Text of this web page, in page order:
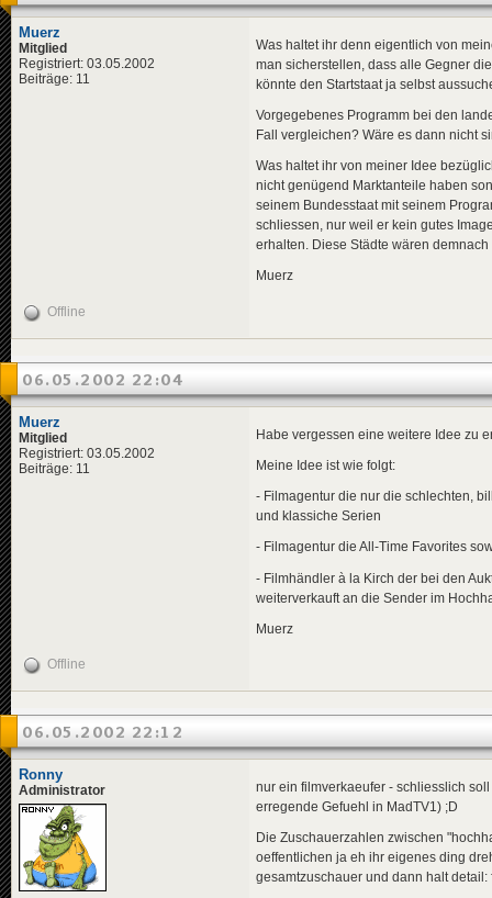
Muerz
Mitglied
Registriert: 03.05.2002
Beiträge: 11
Was haltet ihr denn eigentlich von
man sicherstellen, dass alle Gegner
könnte den Startstaat ja selbst
Vorgegebenes Programm bei den
Fall vergleichen? Wäre es dann nicht
Was haltet ihr von meiner Idee
nicht genügend Marktanteile haben
seinem Bundesstaat mit seinem
schliessen, nur weil er kein gutes
erhalten. Diese Städte wären
Muerz
Offline
06.05.2002 22:04
Muerz
Mitglied
Registriert: 03.05.2002
Beiträge: 11
Habe vergessen eine weitere Idee zu
Meine Idee ist wie folgt:
- Filmagentur die nur die schlechten,
und klassiche Serien
- Filmagentur die All-Time Favorites
- Filmhändler à la Kirch der bei den
weiterverkauft an die Sender im
Muerz
Offline
06.05.2002 22:12
Ronny
Administrator
nur ein filmverkaeufer - schliesslich
erregende Gefuehl in MadTV1) ;D
Die Zuschauerzahlen zwischen
oeffentlichen ja eh ihr eigenes ding
gesamtzuschauer und dann halt